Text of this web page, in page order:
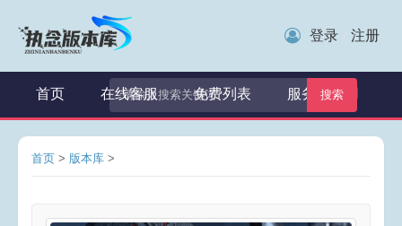
登录 注册
首页 在线客服 免费列表 服务器租用
搜索
首页 > 版本库 >